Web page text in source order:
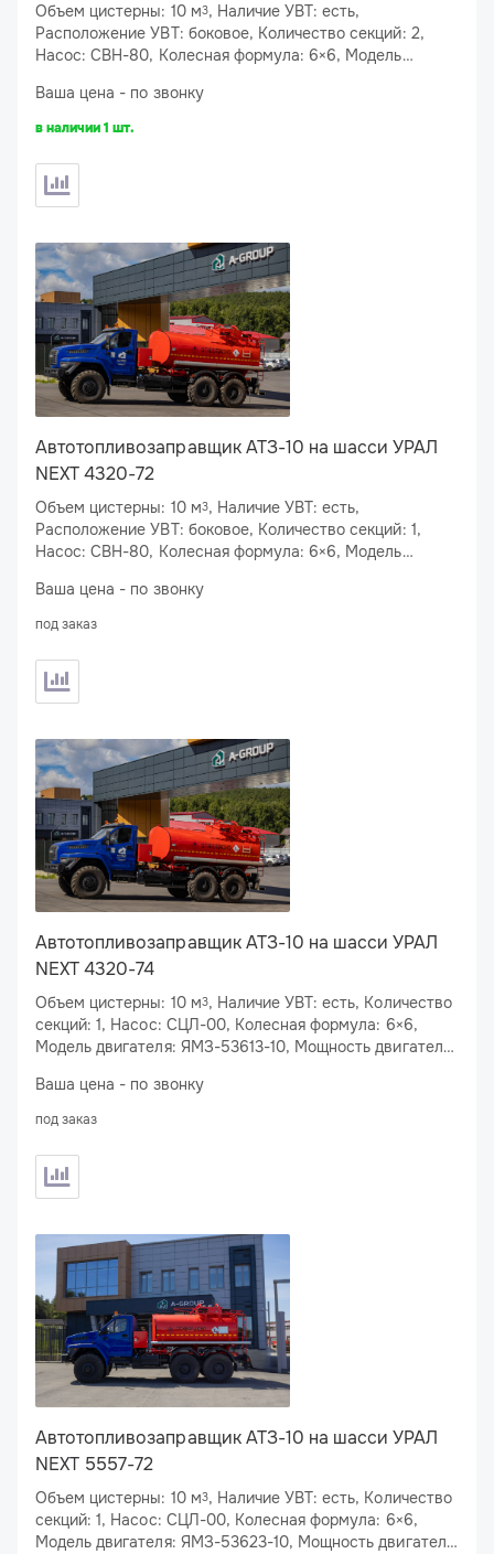
Объем цистерны: 10 м3, Наличие УВТ: есть,
Расположение УВТ: боковое, Количество секций: 2,
Насос: СВН-80, Колесная формула: 6×6, Модель
л.с., Спальное место: нет
Ваша цена - по звонку
в наличии 1 шт.
Автотопливозаправщик АТЗ-10 на шасси УРАЛ
NEXT 4320-72
Объем цистерны: 10 м3, Наличие УВТ: есть,
Расположение УВТ: боковое, Количество секций: 1,
Насос: СВН-80, Колесная формула: 6×6, Модель
л.с.
Ваша цена - по звонку
под заказ
Автотопливозаправщик АТЗ-10 на шасси УРАЛ
NEXT 4320-74
Объем цистерны: 10 м3, Наличие УВТ: есть, Количество
секций: 1, Насос: СЦЛ-00, Колесная формула: 6×6,
Модель двигателя: ЯМЗ-53613-10, Мощность двигателя:
Ваша цена - по звонку
под заказ
Автотопливозаправщик АТЗ-10 на шасси УРАЛ
NEXT 5557-72
Объем цистерны: 10 м3, Наличие УВТ: есть, Количество
секций: 1, Насос: СЦЛ-00, Колесная формула: 6×6,
Модель двигателя: ЯМЗ-53623-10, Мощность двигателя: